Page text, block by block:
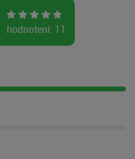
hodnotení: 11